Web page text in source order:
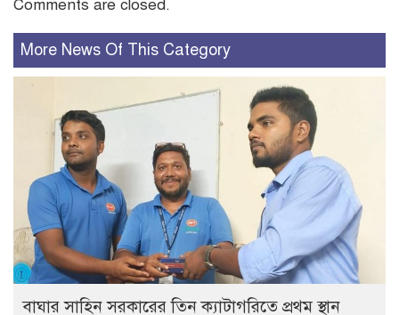
Comments are closed.
More News Of This Category
বাঘার সাহিন সরকারের তিন ক্যাটাগরিতে প্রথম স্থান